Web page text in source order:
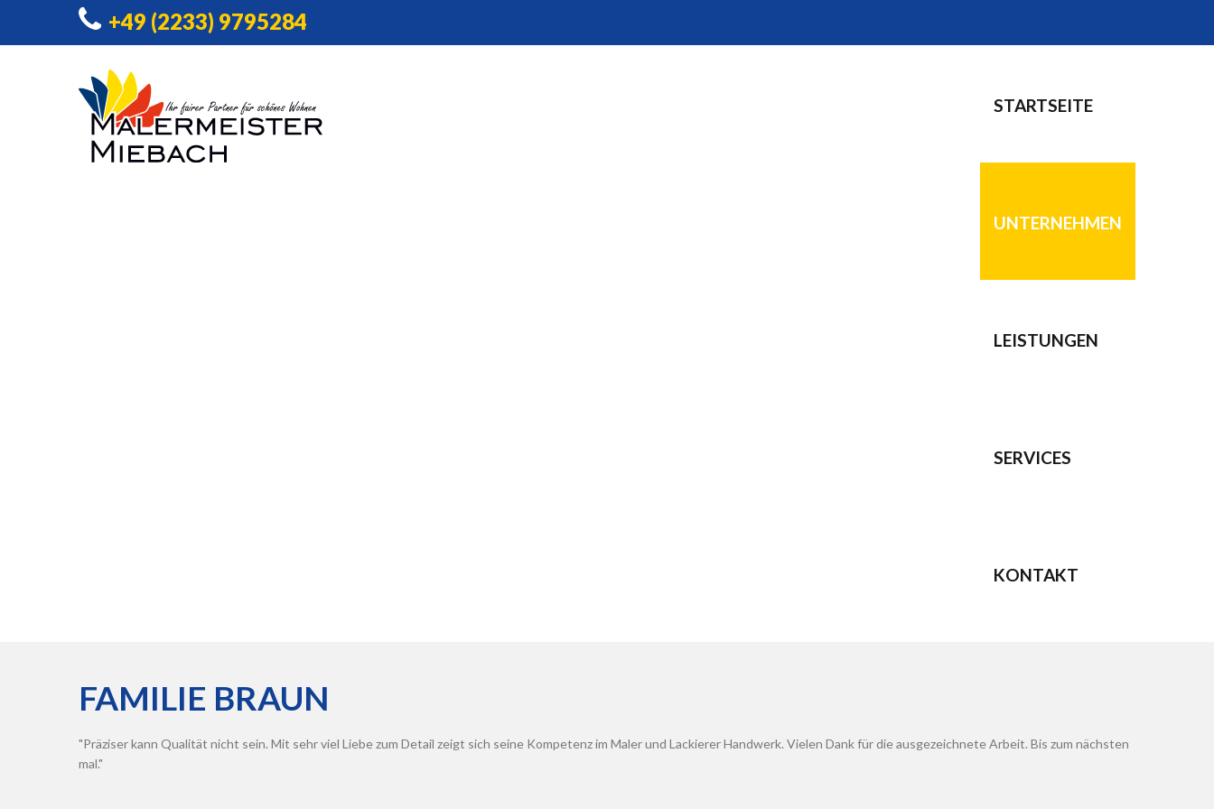
+49 (2233) 9795284
STARTSEITE
UNTERNEHMEN
LEISTUNGEN
SERVICES
KONTAKT
FAMILIE BRAUN
Präziser kann Qualität nicht sein. Mit sehr viel Liebe zum Detail zeigt sich seine Kompetenz im Maler und Lackierer Handwerk. Vielen Dank für die ausgezeichnete Arbeit. Bis zum nächsten
mal.